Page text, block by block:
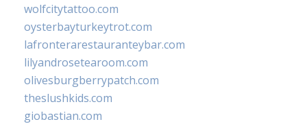
wolfcitytattoo.com
oysterbayturkeytrot.com
lafronterarestauranteybar.com
lilyandrosetearoom.com
olivesburgberrypatch.com
theslushkids.com
giobastian.com